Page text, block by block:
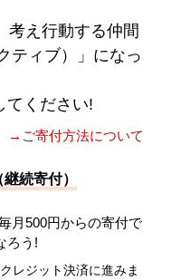
考え行動する仲間
ティブ）」になっ
てください!
→ご寄付方法について
続寄付）
月500円からの寄付で
ろう!
レジット決済に進みま